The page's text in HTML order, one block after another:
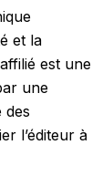
et la
est une
une
des
l’éditeur à